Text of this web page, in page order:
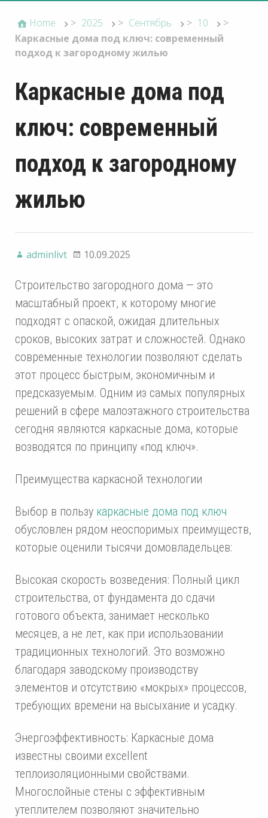
Home > 2025 > Сентябрь > 10
>
Каркасные дома под ключ: современный
подход к загородному жилью
Каркасные дома под
ключ: современный
подход к загородному
жилью
adminlivt 10.09.2025
Строительство загородного дома — это
масштабный проект, к которому многие
подходят с опаской, ожидая длительных
сроков, высоких затрат и сложностей. Однако
современные технологии позволяют сделать
этот процесс быстрым, экономичным и
предсказуемым. Одним из самых популярных
решений в сфере малоэтажного строительства
сегодня являются каркасные дома, которые
возводятся по принципу «под ключ».
Преимущества каркасной технологии
Выбор в пользу каркасные дома под ключ
обусловлен рядом неоспоримых преимуществ,
которые оценили тысячи домовладельцев:
Высокая скорость возведения: Полный цикл
строительства, от фундамента до сдачи
готового объекта, занимает несколько
месяцев, а не лет, как при использовании
традиционных технологий. Это возможно
благодаря заводскому производству
элементов и отсутствию «мокрых» процессов,
требующих времени на высыхание и усадку.
Энергоэффективность: Каркасные дома
известны своими excellent
теплоизоляционными свойствами.
Многослойные стены с эффективным
утеплителем позволяют значительно